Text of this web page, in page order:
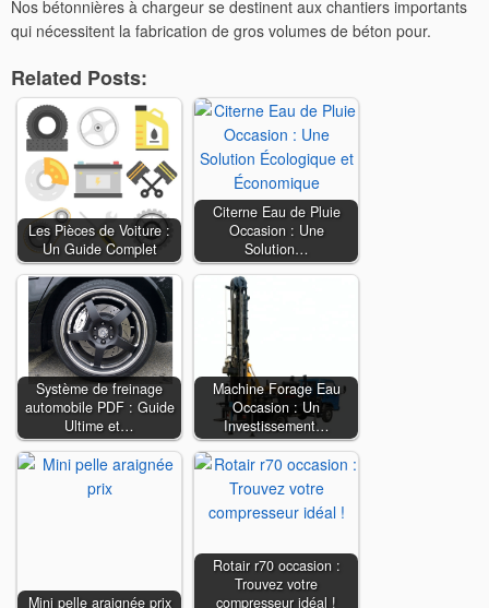
Nos bétonnières à chargeur se destinent aux chantiers importants
qui nécessitent la fabrication de gros volumes de béton pour.
Related Posts:
Les Pièces de Voiture :
Un Guide Complet
Citerne Eau de Pluie
Occasion : Une
Solution…
Système de freinage
automobile PDF : Guide
Ultime et…
Machine Forage Eau
Occasion : Un
Investissement…
Mini pelle araignée prix
Rotair r70 occasion :
Trouvez votre
compresseur idéal !